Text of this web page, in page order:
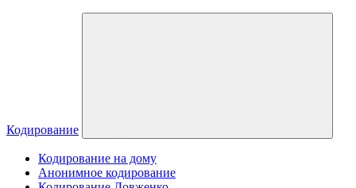
Кодирование
Кодирование на дому
Анонимное кодирование